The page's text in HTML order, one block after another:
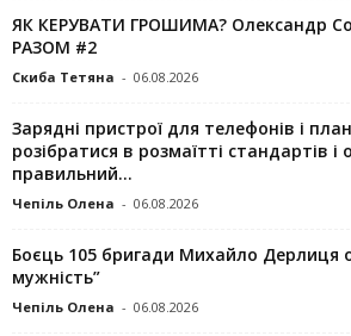
ЯК КЕРУВАТИ ГРОШИМА? Олександр
РАЗОМ #2
Скиба Тетяна - 06.08.2026
Зарядні пристрої для телефонів і
розібратися в розмаїтті стандартів і
правильний...
Чепіль Олена - 06.08.2026
Боєць 105 бригади Михайло Дерлиця
мужність”
Чепіль Олена - 06.08.2026